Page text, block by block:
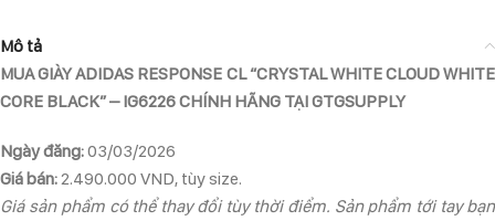
Mô tả
MUA GIÀY ADIDAS RESPONSE CL “CRYSTAL WHITE CLOUD WHITE
CORE BLACK” – IG6226 CHÍNH HÃNG TẠI GTGSUPPLY
Ngày đăng:03/03/2026
Giá bán:2.490.000 VND, tùy size.
Giá sản phẩm có thể thay đổi tùy thời điểm. Sản phẩm tới tay bạn